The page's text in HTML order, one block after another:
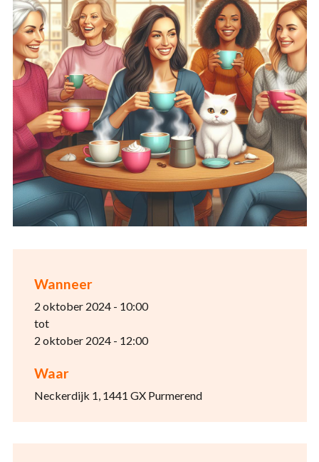
Wanneer
2 oktober 2024 - 10:00
tot
2 oktober 2024 - 12:00
Waar
Neckerdijk 1, 1441 GX Purmerend